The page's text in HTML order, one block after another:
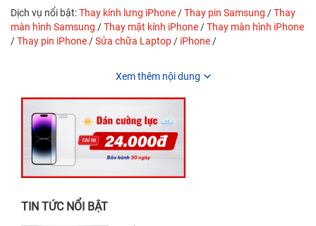
Dịch vụ nổi bật:Thay kính lưng iPhone /Thay pin Samsung /Thay
màn hình Samsung /Thay mặt kính iPhone /Thay màn hình iPhone
/Thay pin iPhone /Sửa chữa Laptop / iPhone /
Xem thêm nội dung
TIN TỨC NỔI BẬT